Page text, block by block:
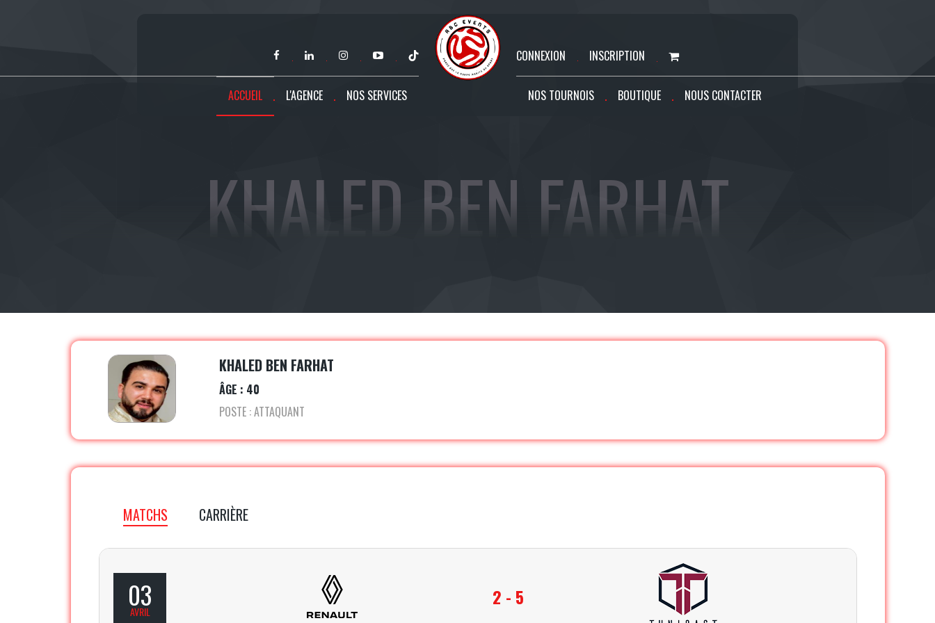
CONNEXION INSCRIPTION
ACCUEIL L'AGENCE NOS SERVICES NOS TOURNOIS BOUTIQUE NOUS CONTACTER
KHALED BEN FARHAT
KHALED BEN FARHAT
ÂGE : 40
POSTE : ATTAQUANT
MATCHS CARRIÈRE
03
AVRIL
2 - 5